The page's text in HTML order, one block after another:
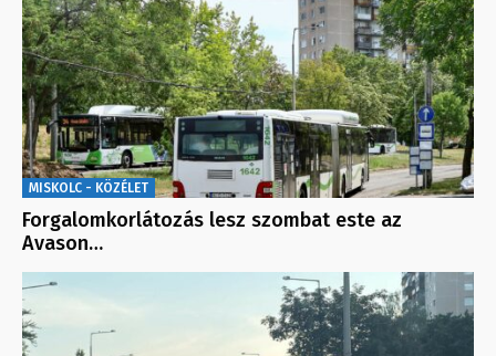
MISKOLC - KÖZÉLET
Forgalomkorlátozás lesz szombat este az
Avason…